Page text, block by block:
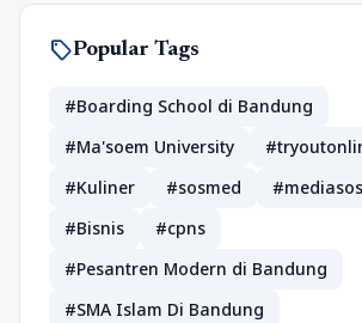
sellPopular Tags
#Boarding School di Bandung
#Ma'soem University
#Kuliner
#sosmed
#Bisnis
#cpns
#Pesantren Modern di Bandung
#SMA Islam Di Bandung